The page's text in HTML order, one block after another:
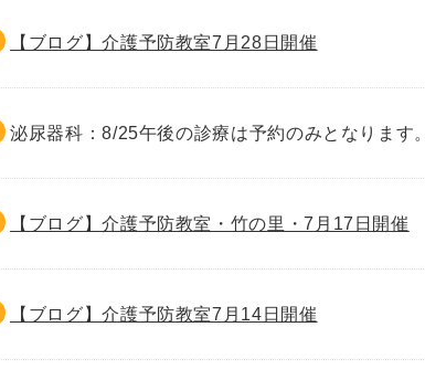
【ブログ】介護予防教室7月28日開催
泌尿器科：8/25午後の診療は予約のみとなります。
【ブログ】介護予防教室・竹の里・7月17日開催
【ブログ】介護予防教室7月14日開催